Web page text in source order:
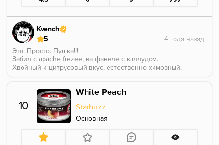
скурена до конца и с удовольствием 👍
Kvench
5
Это. Просто. Пушка!!!
Забил с apache frezee, на фанеле с каллудом.
Хвойный и цитрусовый вкус, естественно химозный,
немного потускнела.
Абсолютный фаворит в коллекции.
10
White Peach
Starbuzz
Основная